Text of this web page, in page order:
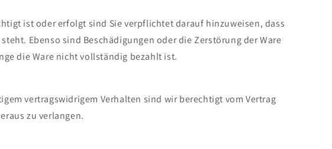
ist oder erfolgt sind Sie verpflichtet darauf hinzuweisen, dass
Ebenso sind Beschädigungen oder die Zerstörung der Ware
die Ware nicht vollständig bezahlt ist.
vertragswidrigem Verhalten sind wir berechtigt vom Vertrag
zu verlangen.